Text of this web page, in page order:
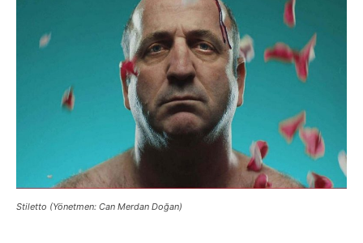
Stiletto (Yönetmen: Can Merdan Doğan)